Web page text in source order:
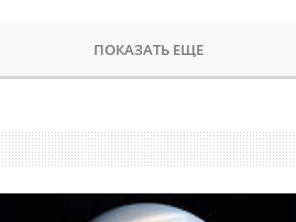
ПОКАЗАТЬ ЕЩЕ